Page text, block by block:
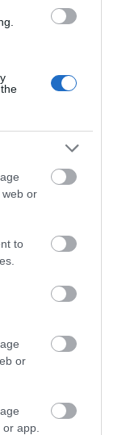
web or
to
or
app.
έσπασαν
πεύκο σε αυλή